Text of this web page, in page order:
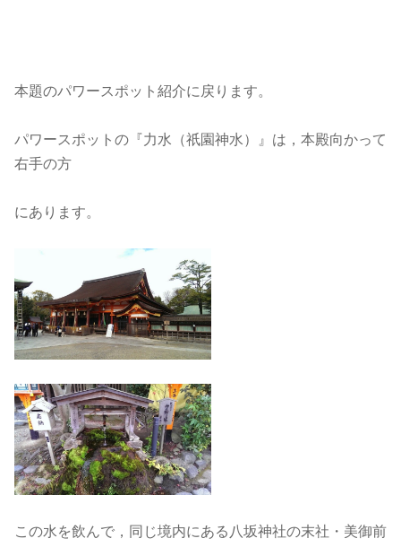
本題のパワースポット紹介に戻ります。
パワースポットの『力水（祇園神水）』は，本殿向かって
右手の方
にあります。
この水を飲んで，同じ境内にある八坂神社の末社・美御前